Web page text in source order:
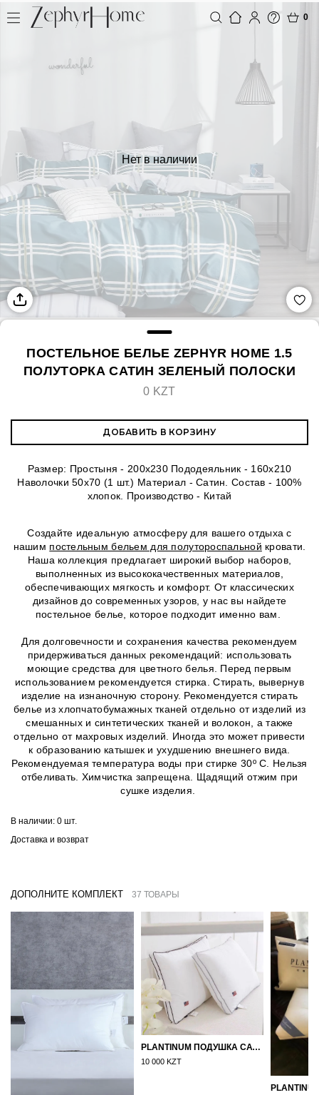
0
Нет в наличии
ПОСТЕЛЬНОЕ БЕЛЬЕ ZEPHYR HOME 1.5
ПОЛУТОРКА САТИН ЗЕЛЕНЫЙ ПОЛОСКИ
0 KZT
ДОБАВИТЬ В КОРЗИНУ
Размер: Простыня - 200x230 Пододеяльник - 160х210
Наволочки 50х70 (1 шт.) Материал - Сатин. Состав - 100%
хлопок. Производство - Китай
Создайте идеальную атмосферу для вашего отдыха с
нашим постельным бельем для полутороспальной кровати.
Наша коллекция предлагает широкий выбор наборов,
выполненных из высококачественных материалов,
обеспечивающих мягкость и комфорт. От классических
дизайнов до современных узоров, у нас вы найдете
постельное белье, которое подходит именно вам.
Для долговечности и сохранения качества рекомендуем
придерживаться данных рекомендаций: использовать
моющие средства для цветного белья. Перед первым
использованием рекомендуется стирка. Стирать, вывернув
изделие на изнаночную сторону. Рекомендуется стирать
белье из хлопчатобумажных тканей отдельно от изделий из
смешанных и синтетических тканей и волокон, а также
отдельно от махровых изделий. Иногда это может привести
к образованию катышек и ухудшению внешнего вида.
Рекомендуемая температура воды при стирке 30º C. Нельзя
отбеливать. Химчистка запрещена. Щадящий отжим при
сушке изделия.
В наличии: 0 шт.
Доставка и возврат
ДОПОЛНИТЕ КОМПЛЕКТ 37 ТОВАРЫ
PLANTINUM ПОДУШКА САТИН, ШЕЛК 50Х70
10 000 KZT